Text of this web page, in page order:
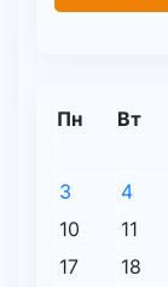
Пн Вт
3
4
10
11
17
18